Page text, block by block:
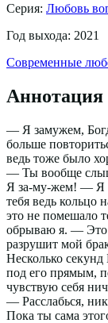
Серия: Любовь
Год выхода: 2021
Современные
Аннотация
— Я замужем,
больше
ведь тоже было
— Ты вообще
Я за-му-жем! — Я
тебя ведь
это не помешало
обрываю я. — Это
разрушит мой
Несколько секунд
под его прямым,
чувствую себя
— Расслабься,
Пока ты сама